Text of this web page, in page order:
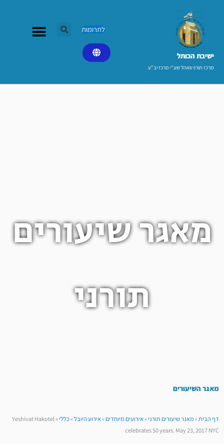
ישיבת הכותל​
מרכז תורני וואהל שע"י מרכז יב"ע
לתרומות
מאגר שיעורים
תורני
מאגר השיעורים
דף הבית»מאגר שיעורים תורני»אירועים מיוחדים»אירוע היובל»כללי»
Yeshivat Hakotel
celebrates 50 years. May 23, 2017 NYC